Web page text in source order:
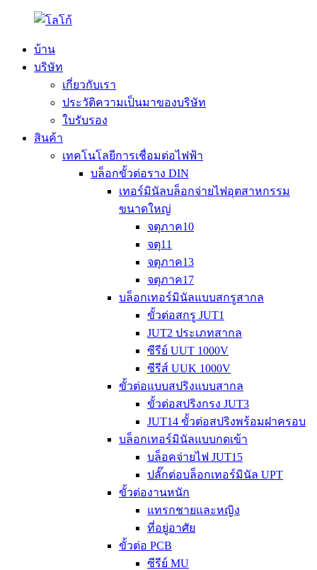
บ้าน
บริษัท
เกี่ยวกับเรา
ประวัติความเป็นมาของบริษัท
ใบรับรอง
สินค้า
เทคโนโลยีการเชื่อมต่อไฟฟ้า
บล็อกขั้วต่อราง DIN
เทอร์มินัลบล็อกจ่ายไฟอุตสาหกรรม
ขนาดใหญ่
จตุภาค10
จตุ11
จตุภาค13
จตุภาค17
บล็อกเทอร์มินัลแบบสกรูสากล
ขั้วต่อสกรู JUT1
JUT2 ประเภทสากล
ซีรีย์ UUT 1000V
ซีรีส์ UUK 1000V
ขั้วต่อแบบสปริงแบบสากล
ขั้วต่อสปริงกรง JUT3
JUT14 ขั้วต่อสปริงพร้อมฝาครอบ
บล็อกเทอร์มินัลแบบกดเข้า
บล็อคจ่ายไฟ JUT15
ปลั๊กต่อบล็อกเทอร์มินัล UPT
ขั้วต่องานหนัก
แทรกชายและหญิง
ที่อยู่อาศัย
ขั้วต่อ PCB
ซีรีย์ MU